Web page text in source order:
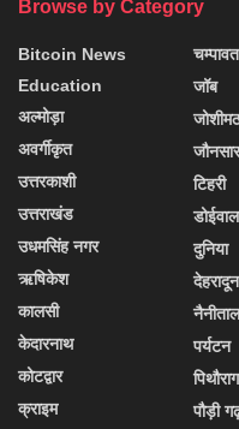
Browse by Category
Bitcoin News
Education
अल्मोड़ा
अवर्गीकृत
उत्तरकाशी
उत्तराखंड
उधमसिंह नगर
ऋषिकेश
कालसी
केदारनाथ
कोटद्वार
क्राइम
चम्पावत
जॉब
जोशीमठ
जौनसार
टिहरी
दुनिया
देहरादून
नैनीताल
पर्यटन
पौड़ी